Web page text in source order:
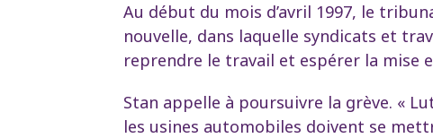
Au début du mois d’avril 1997, le
nouvelle, dans laquelle syndicats et
reprendre le travail et espérer la mise
Stan appelle à poursuivre la grève. «
les usines automobiles doivent se